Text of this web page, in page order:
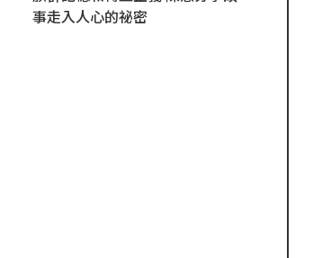
事走入人心的祕密